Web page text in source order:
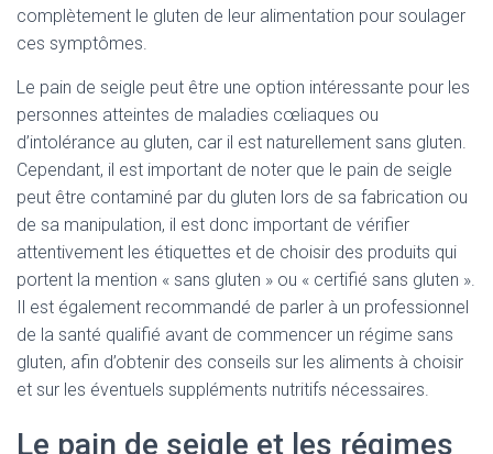
complètement le gluten de leur alimentation pour soulager
ces symptômes.
Le pain de seigle peut être une option intéressante pour les
personnes atteintes de maladies cœliaques ou
d’intolérance au gluten, car il est naturellement sans gluten.
Cependant, il est important de noter que le pain de seigle
peut être contaminé par du gluten lors de sa fabrication ou
de sa manipulation, il est donc important de vérifier
attentivement les étiquettes et de choisir des produits qui
portent la mention « sans gluten » ou « certifié sans gluten ».
Il est également recommandé de parler à un professionnel
de la santé qualifié avant de commencer un régime sans
gluten, afin d’obtenir des conseils sur les aliments à choisir
et sur les éventuels suppléments nutritifs nécessaires.
Le pain de seigle et les régimes